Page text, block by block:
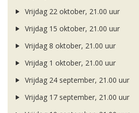
Vrijdag 22 oktober, 21.00 uur
Vrijdag 15 oktober, 21.00 uur
Vrijdag 8 oktober, 21.00 uur
Vrijdag 1 oktober, 21.00 uur
Vrijdag 24 september, 21.00 uur
Vrijdag 17 september, 21.00 uur